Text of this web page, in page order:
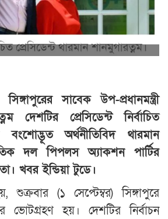
সাবেক উপ-প্রধানমন্ত্রী
দেশটির প্রেসিডেন্ট নির্বাচিত
বংশোদ্ভূত অর্থনীতিবিদ থারমান
দল পিপলস অ্যাকশন পার্টির
খবর ইন্ডিয়া টুডে।
শুক্রবার (১ সেপ্টেম্বর) সিঙ্গাপুরে
ভোটগ্রহণ হয়। দেশটির নির্বাচন